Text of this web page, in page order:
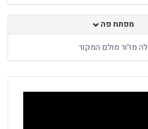
מפתח פה
לה מז'ור סולם המקור